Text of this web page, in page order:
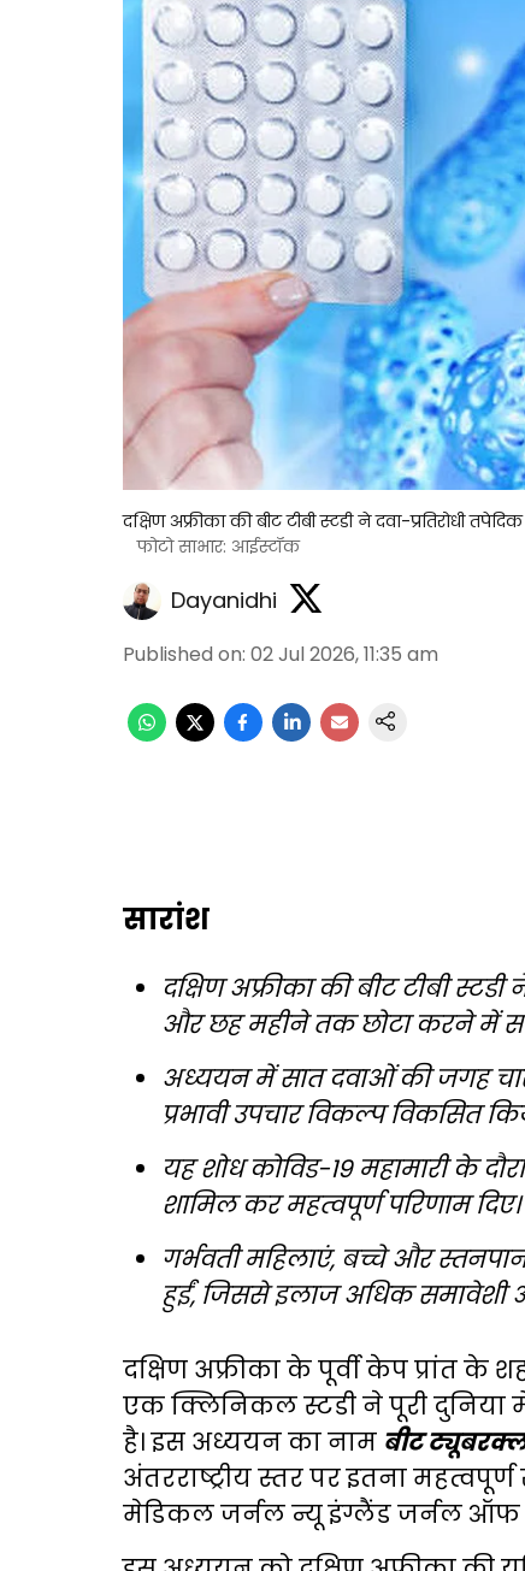
दक्षिण अफ्रीका की बीट टीबी स्टडी ने दवा-
फोटो साभार: आईस्टॉक
Dayanidhi
Published on: 02 Jul 2026, 11:35 am
सारांश
दक्षिण अफ्रीका की बीट टीबी
और छह महीने तक छोटा करने में
अध्ययन में सात दवाओं की जगह
प्रभावी उपचार विकल्प विकसित
यह शोध कोविड-19 महामारी के
शामिल कर महत्वपूर्ण परिणाम दिए।
गर्भवती महिलाएं, बच्चे और
हुईं, जिससे इलाज अधिक समावेशी
दक्षिण अफ्रीका के पूर्वी केप प्रांत के
एक क्लिनिकल स्टडी ने पूरी दुनिया
है। इस अध्ययन का नाम बीट
अंतरराष्ट्रीय स्तर पर इतना
मेडिकल जर्नल न्यू इंग्लैंड जर्नल ऑफ